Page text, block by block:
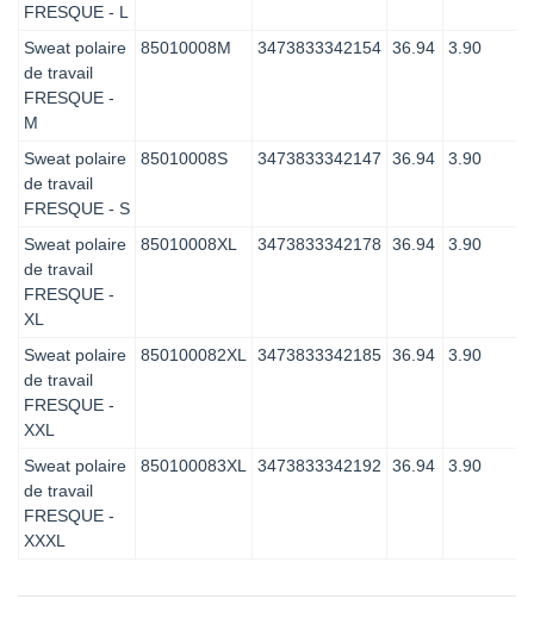
FRESQUE - L
Sweat polaire
de travail
FRESQUE -
M
85010008M 3473833342154 36.94 3.90
Sweat polaire
de travail
FRESQUE - S
85010008S 3473833342147 36.94 3.90
Sweat polaire
de travail
FRESQUE -
XL
85010008XL 3473833342178 36.94 3.90
Sweat polaire
de travail
FRESQUE -
XXL
850100082XL 3473833342185 36.94 3.90
Sweat polaire
de travail
FRESQUE -
XXXL
850100083XL 3473833342192 36.94 3.90